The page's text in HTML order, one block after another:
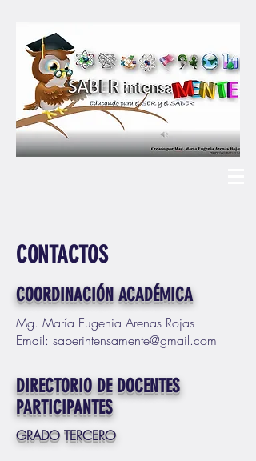
CONTACTOS
COORDINACIÓN ACADÉMICA
Mg. María Eugenia Arenas Rojas
Email: saberintensamente@gmail.com
DIRECTORIO DE DOCENTES
PARTICIPANTES
GRADO TERCERO